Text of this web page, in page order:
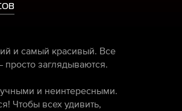
и самый красивый. Все
заглядываются.
и неинтересными.
Чтобы всех удивить,